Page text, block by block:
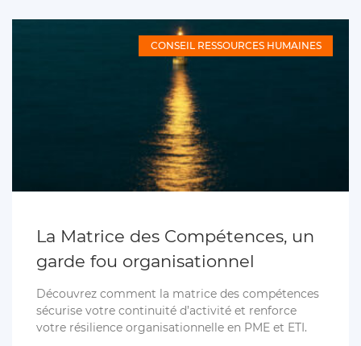
CONSEIL RESSOURCES HUMAINES
La Matrice des Compétences, un
garde fou organisationnel
Découvrez comment la matrice des compétences
sécurise votre continuité d’activité et renforce
votre résilience organisationnelle en PME et ETI.